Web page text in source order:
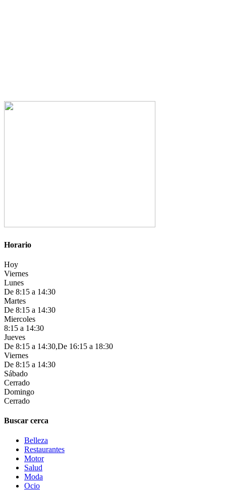
Horario
Hoy
Viernes
Lunes
De 8:15 a 14:30
Martes
De 8:15 a 14:30
Miercoles
8:15 a 14:30
Jueves
De 8:15 a 14:30,De 16:15 a 18:30
Viernes
De 8:15 a 14:30
Sábado
Cerrado
Domingo
Cerrado
Buscar cerca
Belleza
Restaurantes
Motor
Salud
Moda
Ocio